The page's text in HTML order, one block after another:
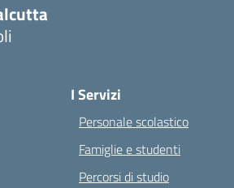
I Servizi
Personale scolastico
Famiglie e studenti
Percorsi di studio